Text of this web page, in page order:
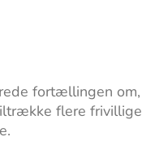
fortællingen om,
flere frivillige